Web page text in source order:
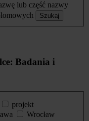
lub część nazwy
Szukaj
Badania i
projekt
Wrocław